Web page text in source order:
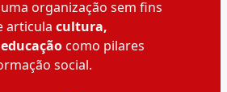
organização sem fins
articula cultura,
como pilares
social.